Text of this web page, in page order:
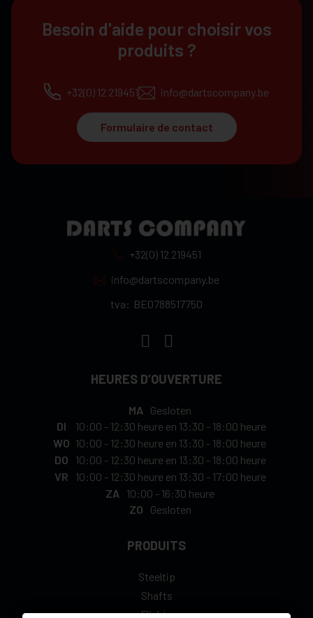
Besoin d'aide pour choisir vos
produits ?
+32(0) 12 219451 info@dartscompany.be
Formulaire de contact
+32(0) 12 219451
info@dartscompany.be
tva: BE0788517750
HEURES D’OUVERTURE
MA
Gesloten
DI
10:00 - 12:30 heure en 13:30 - 18:00 heure
WO 10:00 - 12:30 heure en 13:30 - 18:00 heure
DO
10:00 - 12:30 heure en 13:30 - 18:00 heure
VR
10:00 - 12:30 heure en 13:30 - 17:00 heure
ZA
10:00 - 16:30 heure
ZO
Gesloten
PRODUITS
Steeltip
Shafts
Flights